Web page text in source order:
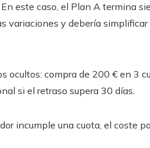
este caso, el Plan A termina
variaciones y debería
ocultos: compra de 200 € en 3
si el retraso supera 30 días.
incumple una cuota, el coste